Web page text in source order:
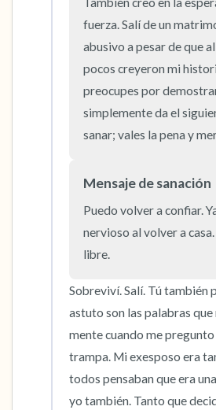
fuerza. Salí de un
abusivo a pesar de que
pocos creyeron mi
preocupes por
simplemente da el
sanar; vales la pena y
Mensaje de sanación
Puedo volver a confiar.
nervioso al volver a
libre.
Sobreviví. Salí. Tú también
astuto son las palabras que
mente cuando me pregunto
trampa. Mi exesposo era
todos pensaban que era
yo también. Tanto que
dentro de la habitación y
4 – cosas que puedes sentir
a ti que puedas tocar?)
3 – cosas que puedes oír
1 – cosa que te gusta de ti
Respira hondo para terminar.